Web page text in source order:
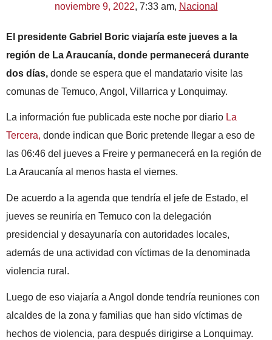
noviembre 9, 2022, 7:33 am, Nacional
El presidente Gabriel Boric viajaría este jueves a la
región de La Araucanía, donde permanecerá durante
dos días, donde se espera que el mandatario visite las
comunas de Temuco, Angol, Villarrica y Lonquimay.
La información fue publicada este noche por diario La
Tercera, donde indican que Boric pretende llegar a eso de
las 06:46 del jueves a Freire y permanecerá en la región de
La Araucanía al menos hasta el viernes.
De acuerdo a la agenda que tendría el jefe de Estado, el
jueves se reuniría en Temuco con la delegación
presidencial y desayunaría con autoridades locales,
además de una actividad con víctimas de la denominada
violencia rural.
Luego de eso viajaría a Angol donde tendría reuniones con
alcaldes de la zona y familias que han sido víctimas de
hechos de violencia, para después dirigirse a Lonquimay.